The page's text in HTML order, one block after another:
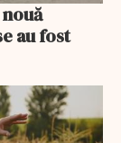
au fost